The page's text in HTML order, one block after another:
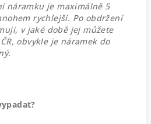
náramku je maximálně 5
rychlejší. Po obdržení
v jaké době jej můžete
obvykle je náramek do